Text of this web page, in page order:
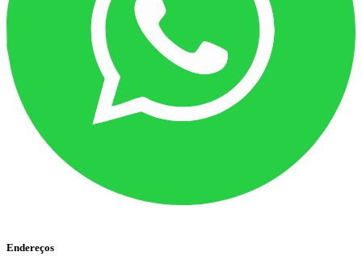
Endereços